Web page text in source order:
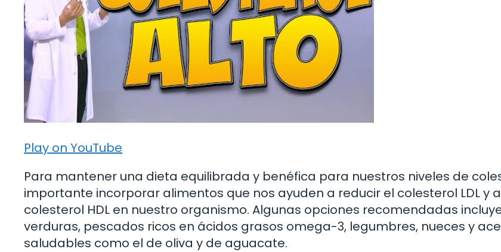
Play on YouTube
Para mantener una dieta equilibrada y benéfica para nuestros niveles de
importante incorporar alimentos que nos ayuden a reducir el colesterol LDL y
colesterol HDL en nuestro organismo. Algunas opciones recomendadas
verduras, pescados ricos en ácidos grasos omega-3, legumbres, nueces y
saludables como el de oliva y de aguacate.